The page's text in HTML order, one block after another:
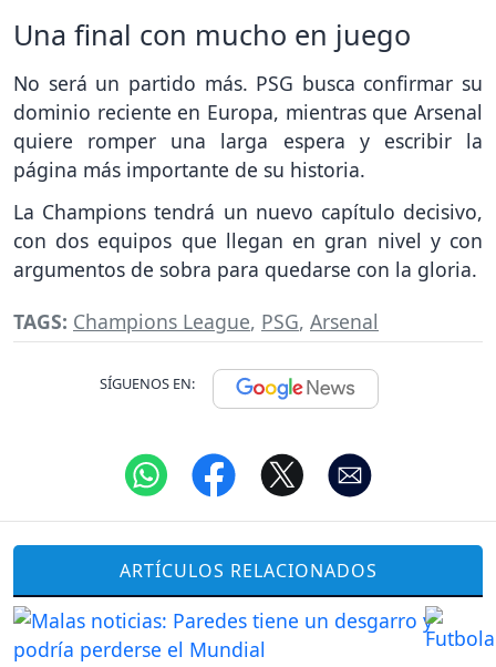
Una final con mucho en juego
No será un partido más. PSG busca confirmar su
dominio reciente en Europa, mientras que Arsenal
quiere romper una larga espera y escribir la
página más importante de su historia.
La Champions tendrá un nuevo capítulo decisivo,
con dos equipos que llegan en gran nivel y con
argumentos de sobra para quedarse con la gloria.
TAGS: Champions League, PSG, Arsenal
SÍGUENOS EN:
ARTÍCULOS RELACIONADOS